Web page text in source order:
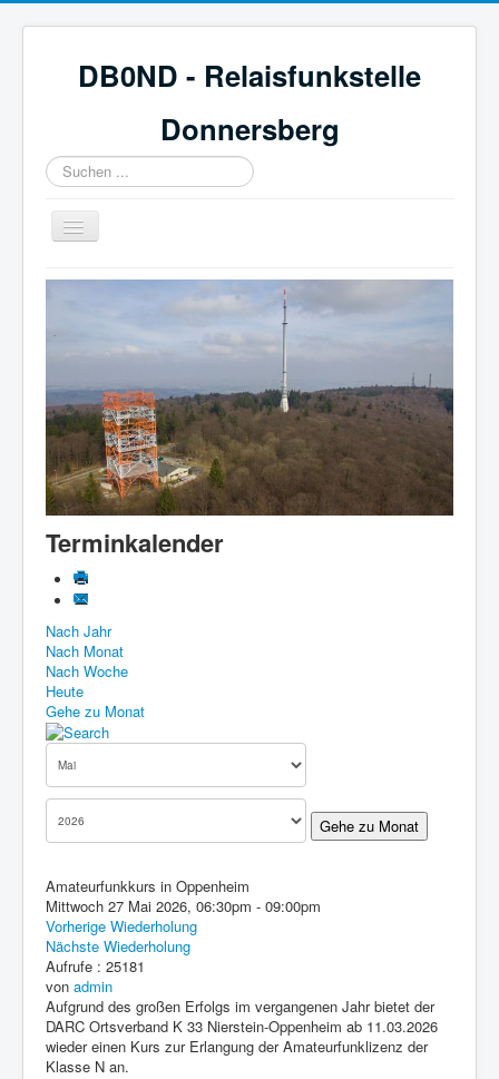
DB0ND - Relaisfunkstelle
Donnersberg
Suchen
...
Navigation
an/aus
Start
Webcam & Wetter
Galerie
Mitglied werden
Historie
Know-How
Impressum
Downloads
Terminkalender
Nach Jahr
Nach Monat
Nach Woche
Heute
Gehe zu Monat
Gehe zu Monat
Amateurfunkkurs in Oppenheim
Mittwoch 27 Mai 2026, 06:30pm - 09:00pm
Vorherige Wiederholung
Nächste Wiederholung
Aufrufe : 25181
von admin
Aufgrund des großen Erfolgs im vergangenen Jahr bietet der
DARC Ortsverband K 33 Nierstein-Oppenheim ab 11.03.2026
wieder einen Kurs zur Erlangung der Amateurfunklizenz der
Klasse N an.